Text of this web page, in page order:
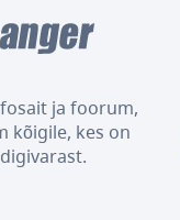
ja foorum,
kõigile, kes on